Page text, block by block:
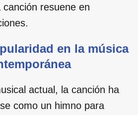
canción resuene en
en la música
actual, la canción ha
como un himno para